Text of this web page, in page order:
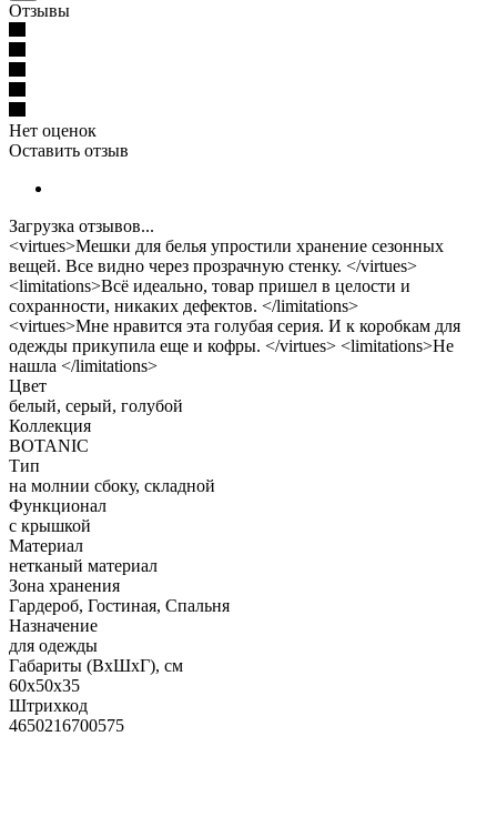
Отзывы
Нет оценок
Оставить отзыв
Загрузка отзывов...
<virtues>Мешки для белья упростили хранение сезонных
вещей. Все видно через прозрачную стенку. </virtues>
<limitations>Всё идеально, товар пришел в целости и
сохранности, никаких дефектов. </limitations>
<virtues>Мне нравится эта голубая серия. И к коробкам для
одежды прикупила еще и кофры. </virtues> <limitations>Не
нашла </limitations>
Цвет
белый, серый, голубой
Коллекция
BOTANIC
Тип
на молнии сбоку, складной
Функционал
с крышкой
Материал
нетканый материал
Зона хранения
Гардероб, Гостиная, Спальня
Назначение
для одежды
Габариты (ВхШхГ), см
60х50х35
Штрихкод
4650216700575